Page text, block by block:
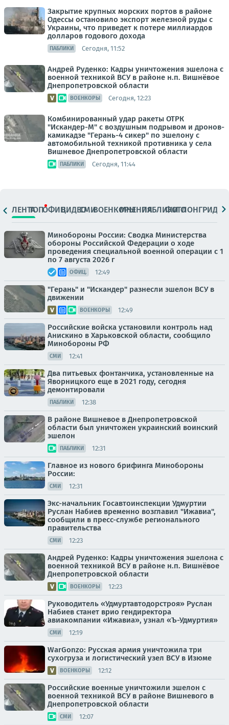
Закрытие крупных морских портов в районе
Одессы остановило экспорт железной руды с
Украины, что приведет к потере миллиардов
долларов годового дохода
ПАБЛИКИ Сегодня, 11:52
Андрей Руденко: Кадры уничтожения эшелона с
военной техникой ВСУ в районе н.п. Вишнёвое
Днепропетровской области
ВОЕНКОРЫ Сегодня, 12:23
Комбинированный удар ракеты ОТРК
"Искандер-М" с воздушным подрывом и дронов-
камикадзе "Герань-4 сикер" по эшелону с
автомобильной техникой противника у села
Вишневое Днепропетровской области
ПАБЛИКИ Сегодня, 11:44
ЛЕНТАТОПОФИЦ.ВИДЕОСМИВОЕНКОРЫМНЕНИЯПАБЛИКИ
ФОТОЛОНГРИДЫ
Минобороны России: Сводка Министерства
обороны Российской Федерации о ходе
проведения специальной военной операции с 1
по 7 августа 2026 г
ОФИЦ. 12:49
"Герань" и "Искандер" разнесли эшелон ВСУ в
движении
ВОЕНКОРЫ 12:49
Российские войска установили контроль над
Анискино в Харьковской области, сообщило
Минобороны РФ
СМИ 12:41
Два питьевых фонтанчика, установленные на
Яворницкого еще в 2021 году, сегодня
демонтировали
ПАБЛИКИ 12:38
В районе Вишневое в Днепропетровской
области был уничтожен украинский воинский
эшелон
ПАБЛИКИ 12:31
Главное из нового брифинга Минобороны
России:
СМИ 12:31
Экс-начальник Госавтоинспекции Удмуртии
Руслан Набиев временно возглавил "Ижавиа",
сообщили в пресс-службе регионального
правительства
СМИ 12:23
Андрей Руденко: Кадры уничтожения эшелона с
военной техникой ВСУ в районе н.п. Вишнёвое
Днепропетровской области
ВОЕНКОРЫ 12:23
Руководитель «Удмуртавтодорстроя» Руслан
Набиев станет врио гендиректора
авиакомпании «Ижавиа», узнал «Ъ-Удмуртия»
СМИ 12:19
WarGonzo: Русская армия уничтожила три
сухогруза и логистический узел ВСУ в Изюме
ВОЕНКОРЫ 12:12
Российские военные уничтожили эшелон с
военной техникой ВСУ в районе Вишневого в
Днепропетровской области
СМИ 12:07